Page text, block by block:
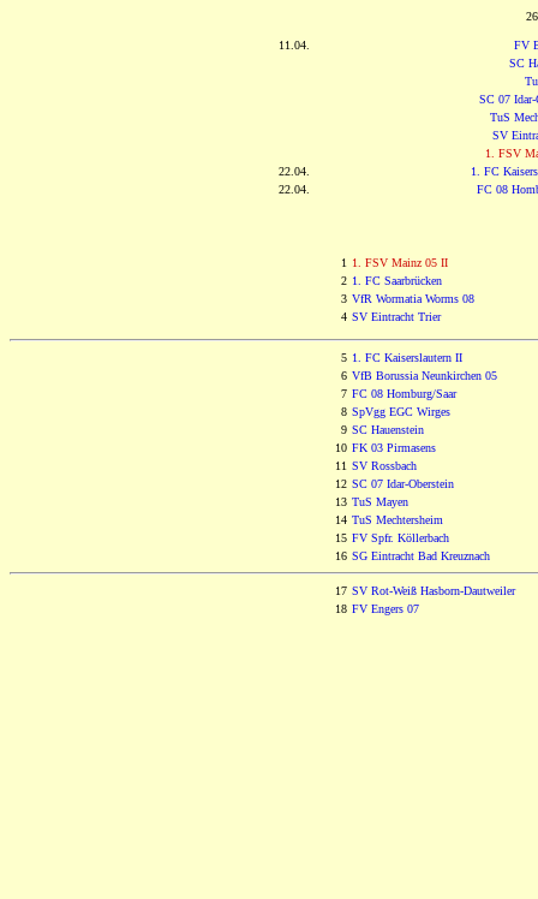
11.04.
FV
SC
SC 07 Idar-
TuS
SV
1. FSV
22.04.
1. FC
22.04.
FC 08
1
1. FSV Mainz 05 II
2 1. FC Saarbrücken
3 VfR Wormatia Worms 08
4 SV Eintracht Trier
5 1. FC Kaiserslautern II
6 VfB Borussia Neunkirchen 05
7 FC 08 Homburg/Saar
8 SpVgg EGC Wirges
9 SC Hauenstein
10 FK 03 Pirmasens
11 SV Rossbach
12 SC 07 Idar-Oberstein
13 TuS Mayen
14 TuS Mechtersheim
15 FV Spfr. Köllerbach
16 SG Eintracht Bad Kreuznach
17 SV Rot-Weiß Hasborn-Dautweiler
18 FV Engers 07